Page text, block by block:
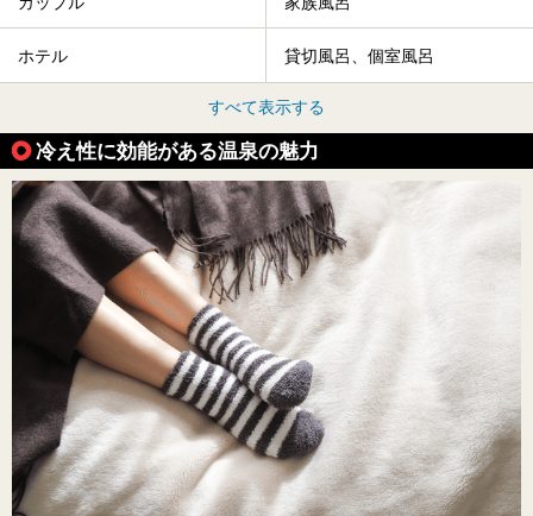
ホテル 貸切風呂、個室風呂
すべて表示する
冷え性に効能がある温泉の魅力